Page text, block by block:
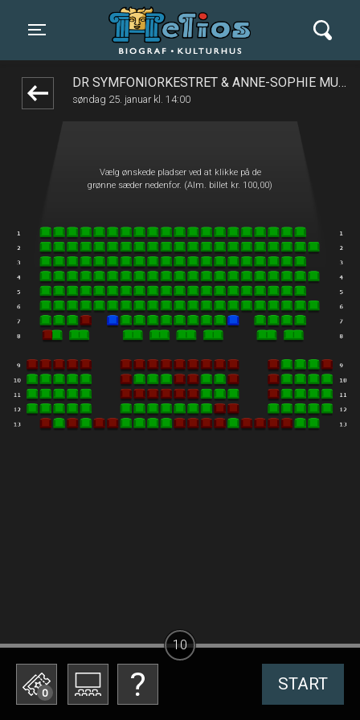
Toggle navigation
Helios Biograf og Kulturhus
DR SYMFONIORKESTRET & ANNE-SOPHIE MUTTER
søndag 25. januar kl. 14:00
Vælg ønskede pladser ved at klikke på de
grønne sæder nedenfor. (Alm. billet kr. 100,00)
0 START
10
front05-temp 024537